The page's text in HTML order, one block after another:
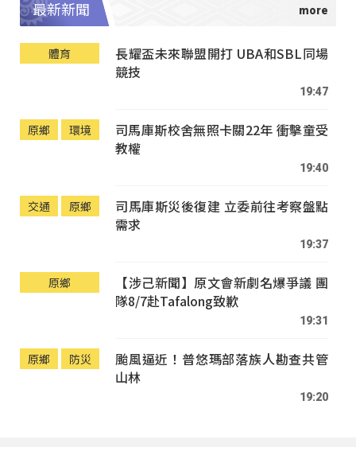
最新新聞
體育
長耀盃未來聯盟開打 UBA和SBL同場
競技
19:47
原鄉 環境
司馬庫斯校舍無照卡關22年 衝擊童受
教權
19:40
交通 原鄉
司馬庫斯災後復建 立委前往考察盤點
需求
19:37
原鄉
【涉己新聞】原文會新劇名爆爭議 團
隊8/7赴Tafalong致歉
19:31
原鄉 防災
颱風逼近！普悠瑪部落族人勘查共管
山林
19:20